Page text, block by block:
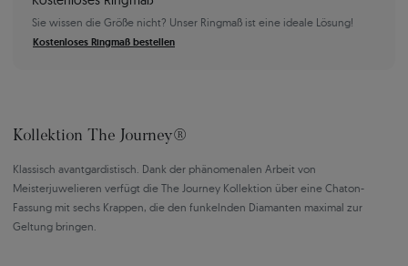
Sie wissen die Größe nicht? Unser Ringmaß ist eine ideale Lösung!
Kostenloses Ringmaß bestellen
Kollektion The Journey®
Klassisch avantgardistisch. Dank der phänomenalen Arbeit von
Meisterjuwelieren verfügt die The Journey Kollektion über eine Chaton-
Fassung mit sechs Krappen, die den funkelnden Diamanten maximal zur
Geltung bringen.